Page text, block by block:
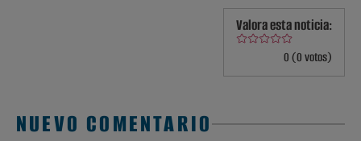
Valora esta noticia:
0 (0 votos)
NUEVO COMENTARIO